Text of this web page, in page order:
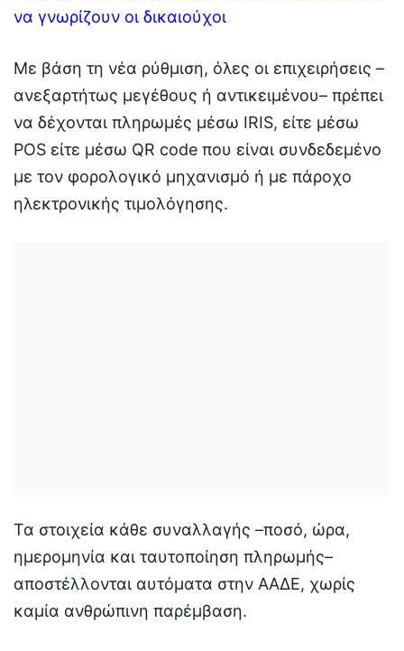
να γνωρίζουν οι δικαιούχοι
Με βάση τη νέα ρύθμιση, όλες οι επιχειρήσεις –
ανεξαρτήτως μεγέθους ή αντικειμένου– πρέπει
να δέχονται πληρωμές μέσω IRIS, είτε μέσω
POS είτε μέσω QR code που είναι συνδεδεμένο
με τον φορολογικό μηχανισμό ή με πάροχο
ηλεκτρονικής τιμολόγησης.
Τα στοιχεία κάθε συναλλαγής –ποσό, ώρα,
ημερομηνία και ταυτοποίηση πληρωμής–
αποστέλλονται αυτόματα στην ΑΑΔΕ, χωρίς
καμία ανθρώπινη παρέμβαση.